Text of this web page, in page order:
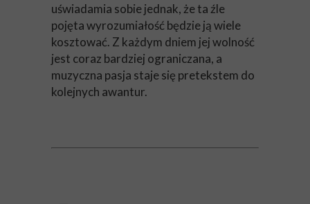
uświadamia sobie jednak, że ta źle
pojęta wyrozumiałość będzie ją wiele
kosztować. Z każdym dniem jej wolność
jest coraz bardziej ograniczana, a
muzyczna pasja staje się pretekstem do
kolejnych awantur.